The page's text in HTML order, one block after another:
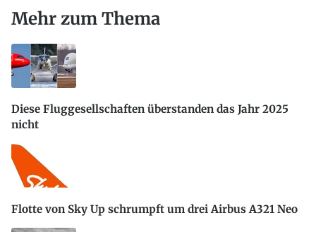
Mehr zum Thema
Diese Fluggesellschaften überstanden das Jahr 2025
nicht
Flotte von Sky Up schrumpft um drei Airbus A321 Neo